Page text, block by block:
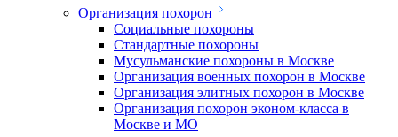
Организация похорон
Социальные похороны
Стандартные похороны
Мусульманские похороны в Москве
Организация военных похорон в Москве
Организация элитных похорон в Москве
Организация похорон эконом-класса в
Москве и МО